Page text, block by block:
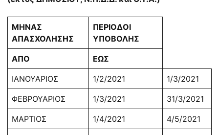
ΜΗΝΑΣ
ΑΠΑΣΧΟΛΗΣΗΣ
ΠΕΡΙΟΔΟΙ
ΥΠΟΒΟΛΗΣ
ΑΠΟ ΕΩΣ
ΙΑΝΟΥΑΡΙΟΣ 1/2/2021 1/3/2021
ΦΕΒΡΟΥΑΡΙΟΣ 1/3/2021 31/3/2021
ΜΑΡΤΙΟΣ 1/4/2021 4/5/2021